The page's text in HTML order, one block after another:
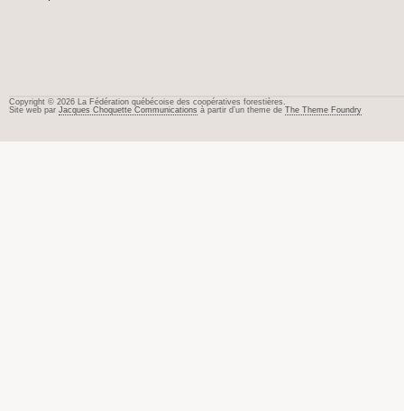
Copyright © 2026 La Fédération québécoise des coopératives forestières.
Site web par Jacques Choquette Communications à partir d’un theme de The Theme Foundry